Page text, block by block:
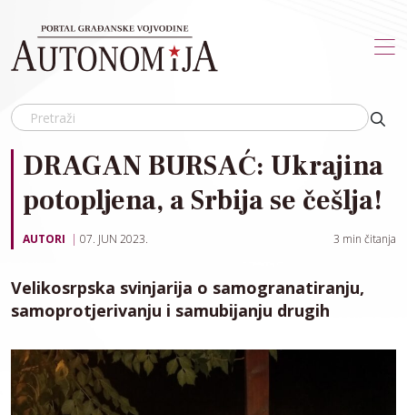
DRAGAN BURSAĆ: Ukrajina
potopljena, a Srbija se češlja!
AUTORI 07. JUN 2023. 3 min čitanja
Velikosrpska svinjarija o samogranatiranju,
samoprotjerivanju i samubijanju drugih